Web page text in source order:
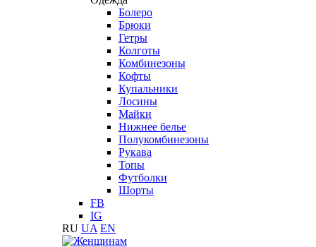
Болеро
Брюки
Гетры
Колготы
Комбинезоны
Кофты
Купальники
Лосины
Майки
Нижнее белье
Полукомбинезоны
Рукава
Топы
Футболки
Шорты
FB
IG
RU UA EN